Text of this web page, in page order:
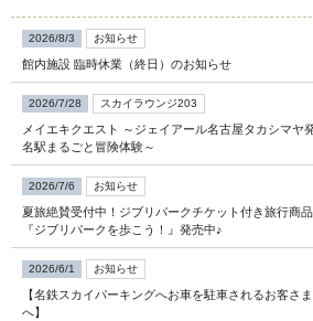
STAY 宿泊
RESTAURANT レスト
インフォメーション
館内施設
アクセス
よくあるご質問
お問合せ
お取引様用通報窓口
採用情報
会社概要
ホテルパンフ
2026/8/3 お知らせ
館内施設 臨時休業（終日）のお知らせ
2026/7/28 スカイラウンジ203
メイエキクエスト ～ジェイアール名古屋タカシマヤ発
名駅まるごと冒険体験～
2026/7/6 お知らせ
夏旅絶賛受付中！ジブリパークチケット付き旅行商品
『ジブリパークを歩こう！』発売中♪
2026/6/1 お知らせ
【名鉄スカイパーキングへお車を駐車されるお客さま
へ】